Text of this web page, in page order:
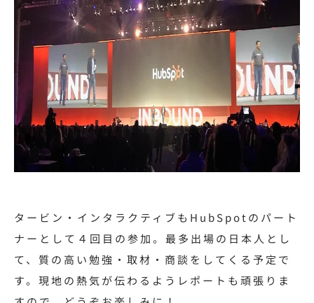
タービン・インタラクティブもHubSpotのパート
ナーとして４回目の参加。最多出場の日本人とし
て、質の高い勉強・取材・商談をしてくる予定で
す。現地の熱気が伝わるようレポートも頑張りま